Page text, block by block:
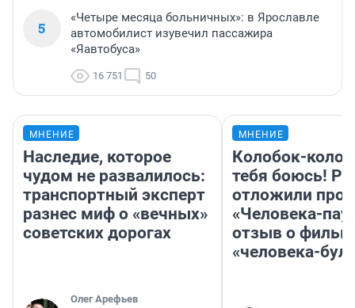
5
«Четыре месяца больничных»: в Ярославле
автомобилист изувечил пассажира
«Яавтобуса»
16 751 50
МНЕНИЕ
Наследие, которое
чудом не развалилось:
транспортный эксперт
разнес миф о «вечных»
советских дорогах
Олег Арефьев
МНЕНИЕ
Колобок-
тебя боюсь!
отложили
«Человека-
отзыв о
«человека-